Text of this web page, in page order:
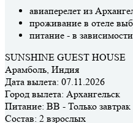
авиаперелет из
проживание в отеле
питание - в
SUNSHINE GUEST HOUSE
Арамболь, Индия
Дата вылета: 07.11.2026
Город вылета: Архангельск
Питание: BB - Только завтрак
Состав: 2 взрослых